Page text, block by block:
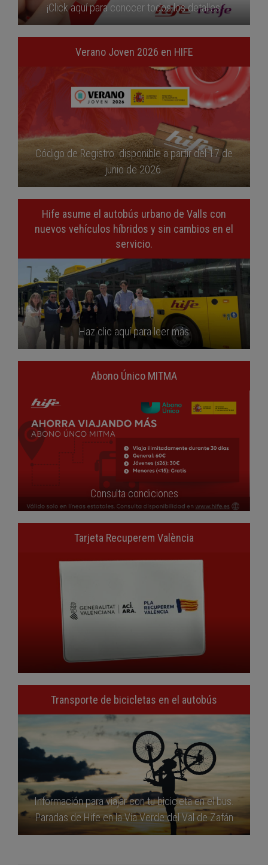
¡Click aquí para conocer todos los detalles!
Verano Joven 2026 en HIFE
Código de Registro disponible a partir del 17 de
junio de 2026.
Hife asume el autobús urbano de Valls con
nuevos vehículos híbridos y sin cambios en el
servicio.
Haz clic aquí para leer más
Abono Único MITMA
Consulta condiciones
Tarjeta Recuperem València
Transporte de bicicletas en el autobús
Información para viajar con tu bicicleta en el bus.
Paradas de Hife en la Vía Verde del Val de Zafán